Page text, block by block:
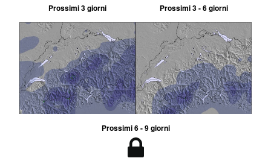
Prossimi 3 giorni Prossimi 3 - 6 giorni
Prossimi 6 - 9 giorni